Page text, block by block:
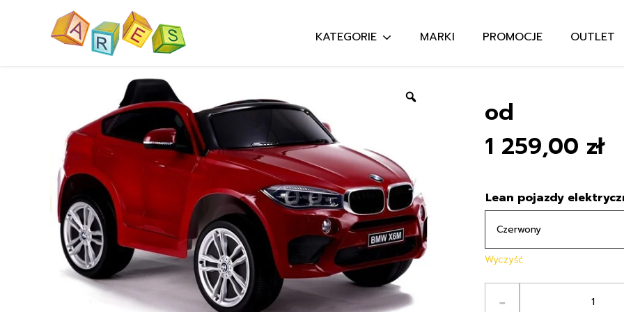
KATEGORIE MARKI PROMOCJE OUTLET
od
1 259,00 zł
Lean pojazdy
Wyczyść
-
Autko